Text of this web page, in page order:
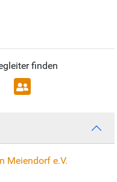
finden
Meiendorf e.V.